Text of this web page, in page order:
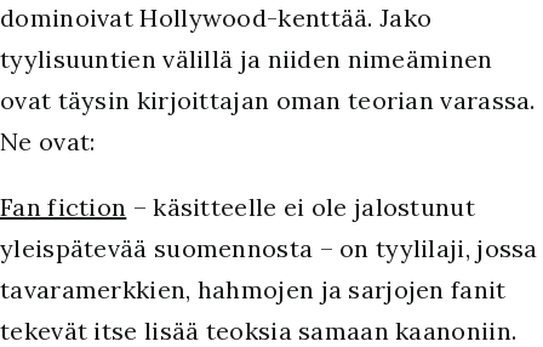
dominoivat Hollywood-kenttää. Jako
tyylisuuntien välillä ja niiden nimeäminen
ovat täysin kirjoittajan oman teorian varassa.
Ne ovat:
Fan fiction – käsitteelle ei ole jalostunut
yleispätevää suomennosta – on tyylilaji, jossa
tavaramerkkien, hahmojen ja sarjojen fanit
tekevät itse lisää teoksia samaan kaanoniin.